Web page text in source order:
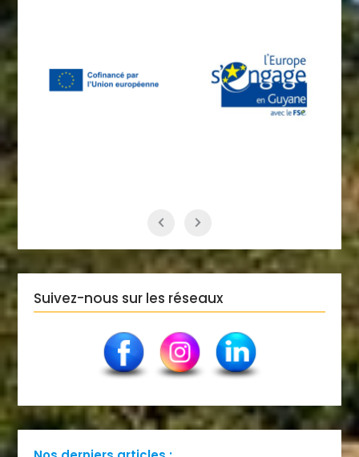
Suivez-nous sur les réseaux